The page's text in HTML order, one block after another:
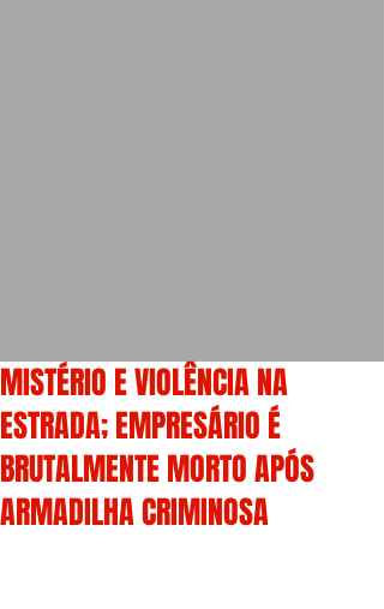
MISTÉRIO E VIOLÊNCIA NA
ESTRADA; EMPRESÁRIO É
BRUTALMENTE MORTO APÓS
ARMADILHA CRIMINOSA